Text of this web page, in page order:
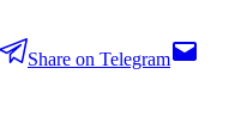
Share on Telegram